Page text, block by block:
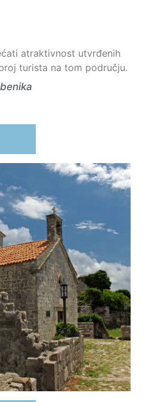
atraktivnost utvrđenih
turista na tom području.